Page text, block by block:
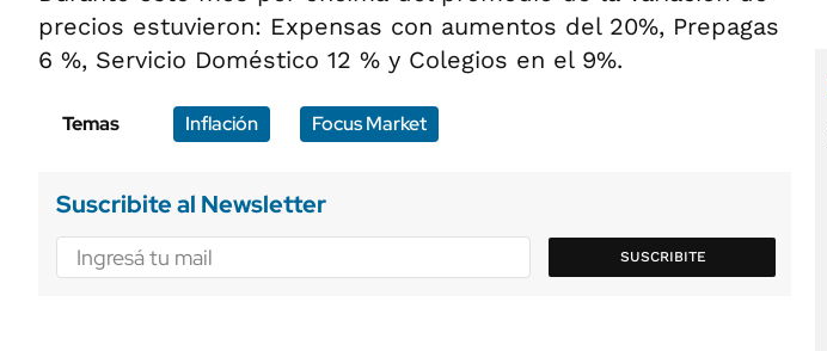
precios estuvieron: Expensas con aumentos del 20%, Prepagas
6 %, Servicio Doméstico 12 % y Colegios en el 9%.
Temas Inflación Focus Market
Suscribite al Newsletter
SUSCRIBITE